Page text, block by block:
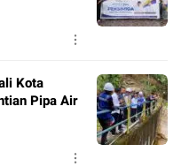
Kota
Pipa Air